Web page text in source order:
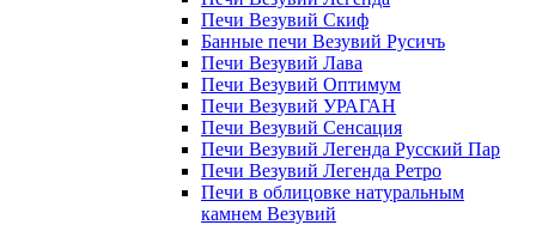
Печи Везувий Скиф
Банные печи Везувий Русичъ
Печи Везувий Лава
Печи Везувий Оптимум
Печи Везувий УРАГАН
Печи Везувий Сенсация
Печи Везувий Легенда Русский Пар
Печи Везувий Легенда Ретро
Печи в облицовке натуральным
камнем Везувий